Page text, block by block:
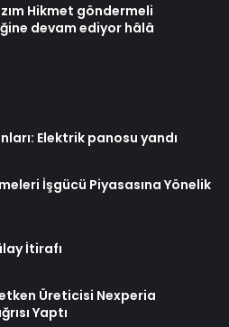
Hikmet göndermeli
devam ediyor hâlâ
Elektrik panosu yandı
İşgücü Piyasasına Yönelik
İtirafı
Üreticisi Nexperia
Yaptı